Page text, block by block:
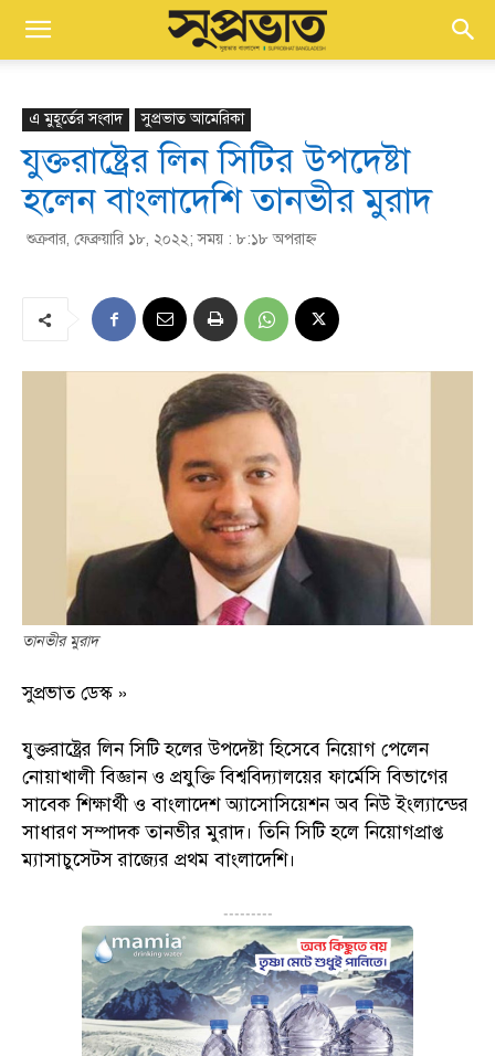
এ মুহূর্তের সংবাদ সুপ্রভাত আমেরিকা
যুক্তরাষ্ট্রের লিন সিটির উপদেষ্টা
হলেন বাংলাদেশি তানভীর মুরাদ
শুক্রবার, ফেব্রুয়ারি ১৮, ২০২২; সময় : ৮:১৮ অপরাহ্ণ
তানভীর মুরাদ
সুপ্রভাত ডেস্ক »
যুক্তরাষ্ট্রের লিন সিটি হলের উপদেষ্টা হিসেবে নিয়োগ পেলেন
নোয়াখালী বিজ্ঞান ও প্রযুক্তি বিশ্ববিদ্যালয়ের ফার্মেসি বিভাগের
সাবেক শিক্ষার্থী ও বাংলাদেশ অ্যাসোসিয়েশন অব নিউ ইংল্যান্ডের
সাধারণ সম্পাদক তানভীর মুরাদ। তিনি সিটি হলে নিয়োগপ্রাপ্ত
ম্যাসাচুসেটস রাজ্যের প্রথম বাংলাদেশি।
---------